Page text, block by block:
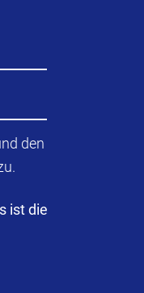
den
ist die